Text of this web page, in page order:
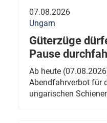
07.08.2026
Ungarn
Güterzüge
Pause
Ab heute
Abendfahrverbot für
ungarischen